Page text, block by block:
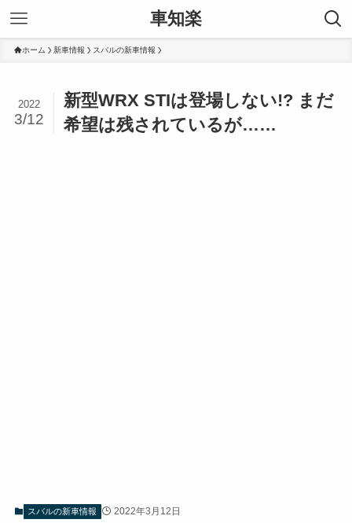
車知楽
ホーム 新車情報 スバルの新車情報
新型WRX STIは登場しない!? まだ
希望は残されているが……
2022
3/12
スバルの新車情報 2022年3月12日